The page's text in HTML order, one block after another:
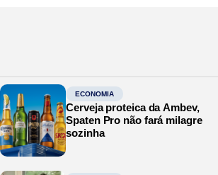
ECONOMIA
Cerveja proteica da Ambev,
Spaten Pro não fará milagre
sozinha